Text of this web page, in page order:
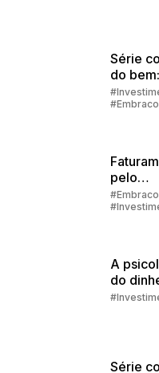
Série
do
como
pelo
passo
A
do
que te
Série